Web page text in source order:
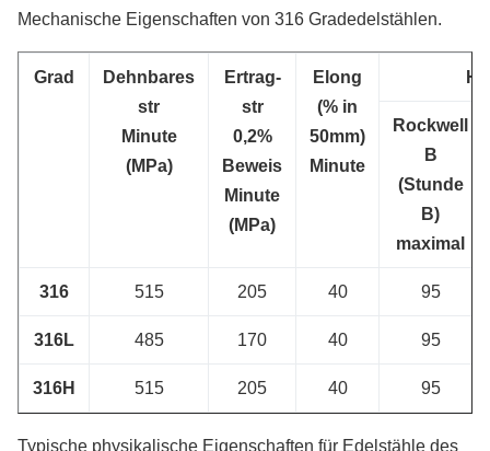
Mechanische Eigenschaften von 316 Gradedelstählen.
Grad
Dehnbares
str
Minute
(MPa)
Ertrag-
str
0,2%
Beweis
Minute
(MPa)
Elong
(% in
50mm)
Minute
Rockwell
B
(Stunde
B)
maximal
316 515 205 40 95
316L 485 170 40 95
316H 515 205 40 95
Typische physikalische Eigenschaften für Edelstähle des